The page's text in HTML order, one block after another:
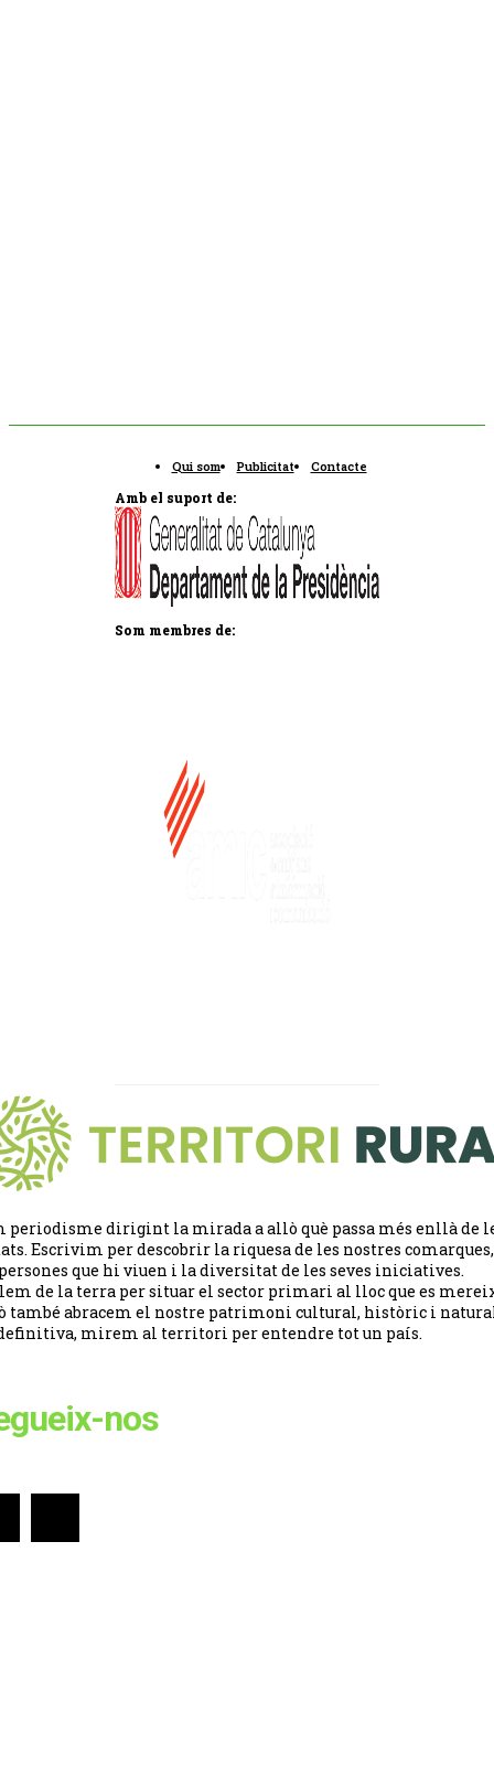
Qui som Publicitat Contacte
Amb el suport de:
Som membres de:
periodisme dirigint la mirada a allò què passa més enllà de
Escrivim per descobrir la riquesa de les nostres
que hi viuen i la diversitat de les seves iniciatives.
de la terra per situar el sector primari al lloc que es
també abracem el nostre patrimoni cultural, històric i
mirem al territori per entendre tot un país.
nos